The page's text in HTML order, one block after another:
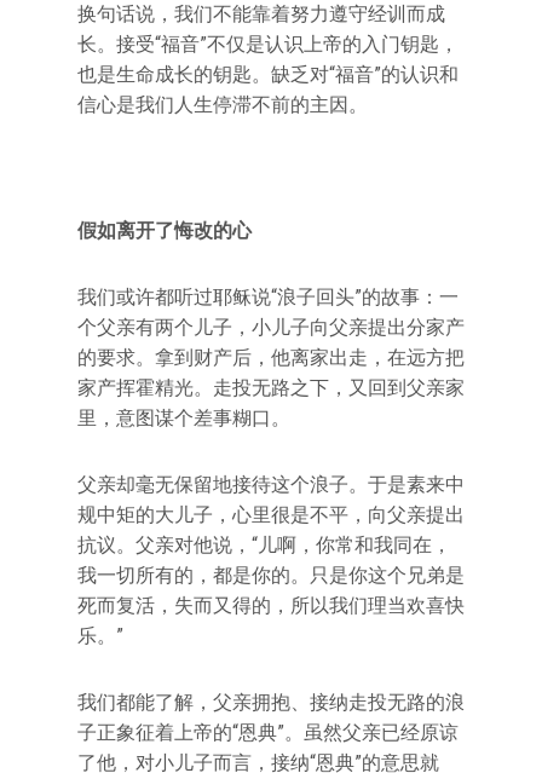
换句话说，我们不能靠着努力遵守经训而成
长。接受“福音”不仅是认识上帝的入门钥匙，
也是生命成长的钥匙。缺乏对“福音”的认识和
信心是我们人生停滞不前的主因。
假如离开了悔改的心
我们或许都听过耶稣说“浪子回头”的故事：一
个父亲有两个儿子，小儿子向父亲提出分家产
的要求。拿到财产后，他离家出走，在远方把
家产挥霍精光。走投无路之下，又回到父亲家
里，意图谋个差事糊口。
父亲却毫无保留地接待这个浪子。于是素来中
规中矩的大儿子，心里很是不平，向父亲提出
抗议。父亲对他说，“儿啊，你常和我同在，
我一切所有的，都是你的。只是你这个兄弟是
死而复活，失而又得的，所以我们理当欢喜快
乐。”
我们都能了解，父亲拥抱、接纳走投无路的浪
子正象征着上帝的“恩典”。虽然父亲已经原谅
了他，对小儿子而言，接纳“恩典”的意思就